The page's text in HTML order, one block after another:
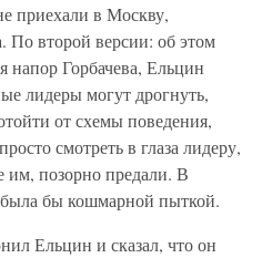
приехали в Москву,
По второй версии: об этом
напор Горбачева, Ельцин
лидеры могут дрогнуть,
от схемы поведения,
смотреть в глаза лидеру,
им, позорно предали. В
бы кошмарной пыткой.
Ельцин и сказал, что он